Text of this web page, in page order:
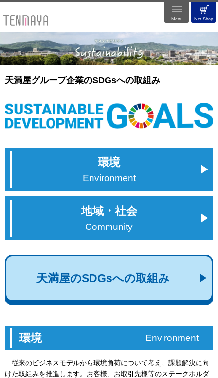
Net Shop
Menu
天満屋グループ企業のSDGsへの取組み
環境
Environment
地域・社会
Community
天満屋のSDGsへの取組み
環境 Environment
従来のビジネスモデルから環境負荷について考え、課題解決に向
けた取組みを推進します。お客様、お取引先様等のステークホルダ